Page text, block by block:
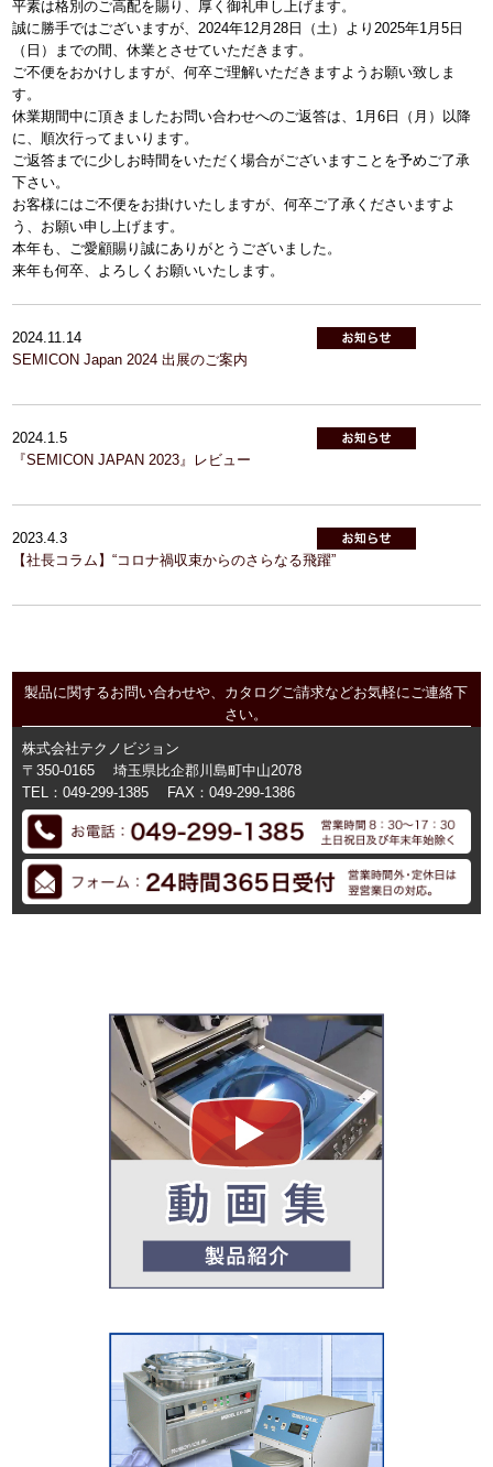
平素は格別のご高配を賜り、厚く御礼申し上げます。
誠に勝手ではございますが、2024年12月28日（土）より2025年1月5日
（日）までの間、休業とさせていただきます。
ご不便をおかけしますが、何卒ご理解いただきますようお願い致しま
す。
休業期間中に頂きましたお問い合わせへのご返答は、1月6日（月）以降
に、順次行ってまいります。
ご返答までに少しお時間をいただく場合がございますことを予めご了承
下さい。
お客様にはご不便をお掛けいたしますが、何卒ご了承くださいますよ
う、お願い申し上げます。
本年も、ご愛顧賜り誠にありがとうございました。
来年も何卒、よろしくお願いいたします。
2024.11.14
SEMICON Japan 2024 出展のご案内
2024.1.5
『SEMICON JAPAN 2023』レビュー
2023.4.3
【社長コラム】“コロナ禍収束からのさらなる飛躍”
製品に関するお問い合わせや、カタログご請求などお気軽にご連絡下
さい。
株式会社テクノビジョン
〒350-0165
埼玉県比企郡川島町中山2078
TEL：049-299-1385
FAX：049-299-1386